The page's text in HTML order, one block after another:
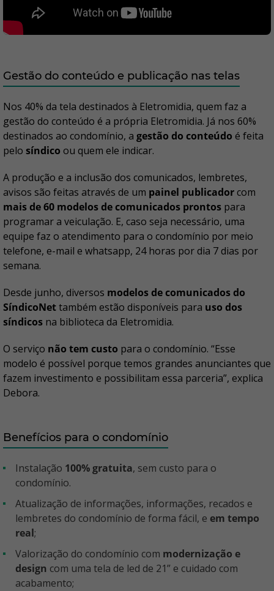
Gestão do conteúdo e publicação nas telas
Nos 40% da tela destinados à Eletromidia, quem faz a
gestão do conteúdo é a própria Eletromidia. Já nos 60%
destinados ao condomínio, a gestão do conteúdo é feita
pelo síndico ou quem ele indicar.
A produção e a inclusão dos comunicados, lembretes,
avisos são feitas através de um painel publicadorcom
mais de 60 modelos de comunicados prontos para
programar a veiculação. E, caso seja necessário, uma
equipe faz o atendimento para o condomínio por meio
telefone, e-mail e whatsapp, 24 horas por dia 7 dias por
semana.
Desde junho, diversos modelos de comunicados do
SíndicoNettambém estão disponíveis para uso dos
síndicos na biblioteca da Eletromidia.
O serviço não tem custo para o condomínio. “Esse
modelo é possível porque temos grandes anunciantes que
fazem investimento e possibilitam essa parceria”, explica
Debora.
Benefícios para o condomínio
Instalação 100% gratuita, sem custo para o
condomínio.
Atualização de informações, informações, recados e
lembretes do condomínio de forma fácil, e em tempo
real;
Valorização do condomínio com modernização e
design com uma tela de led de 21” e cuidado com
acabamento;